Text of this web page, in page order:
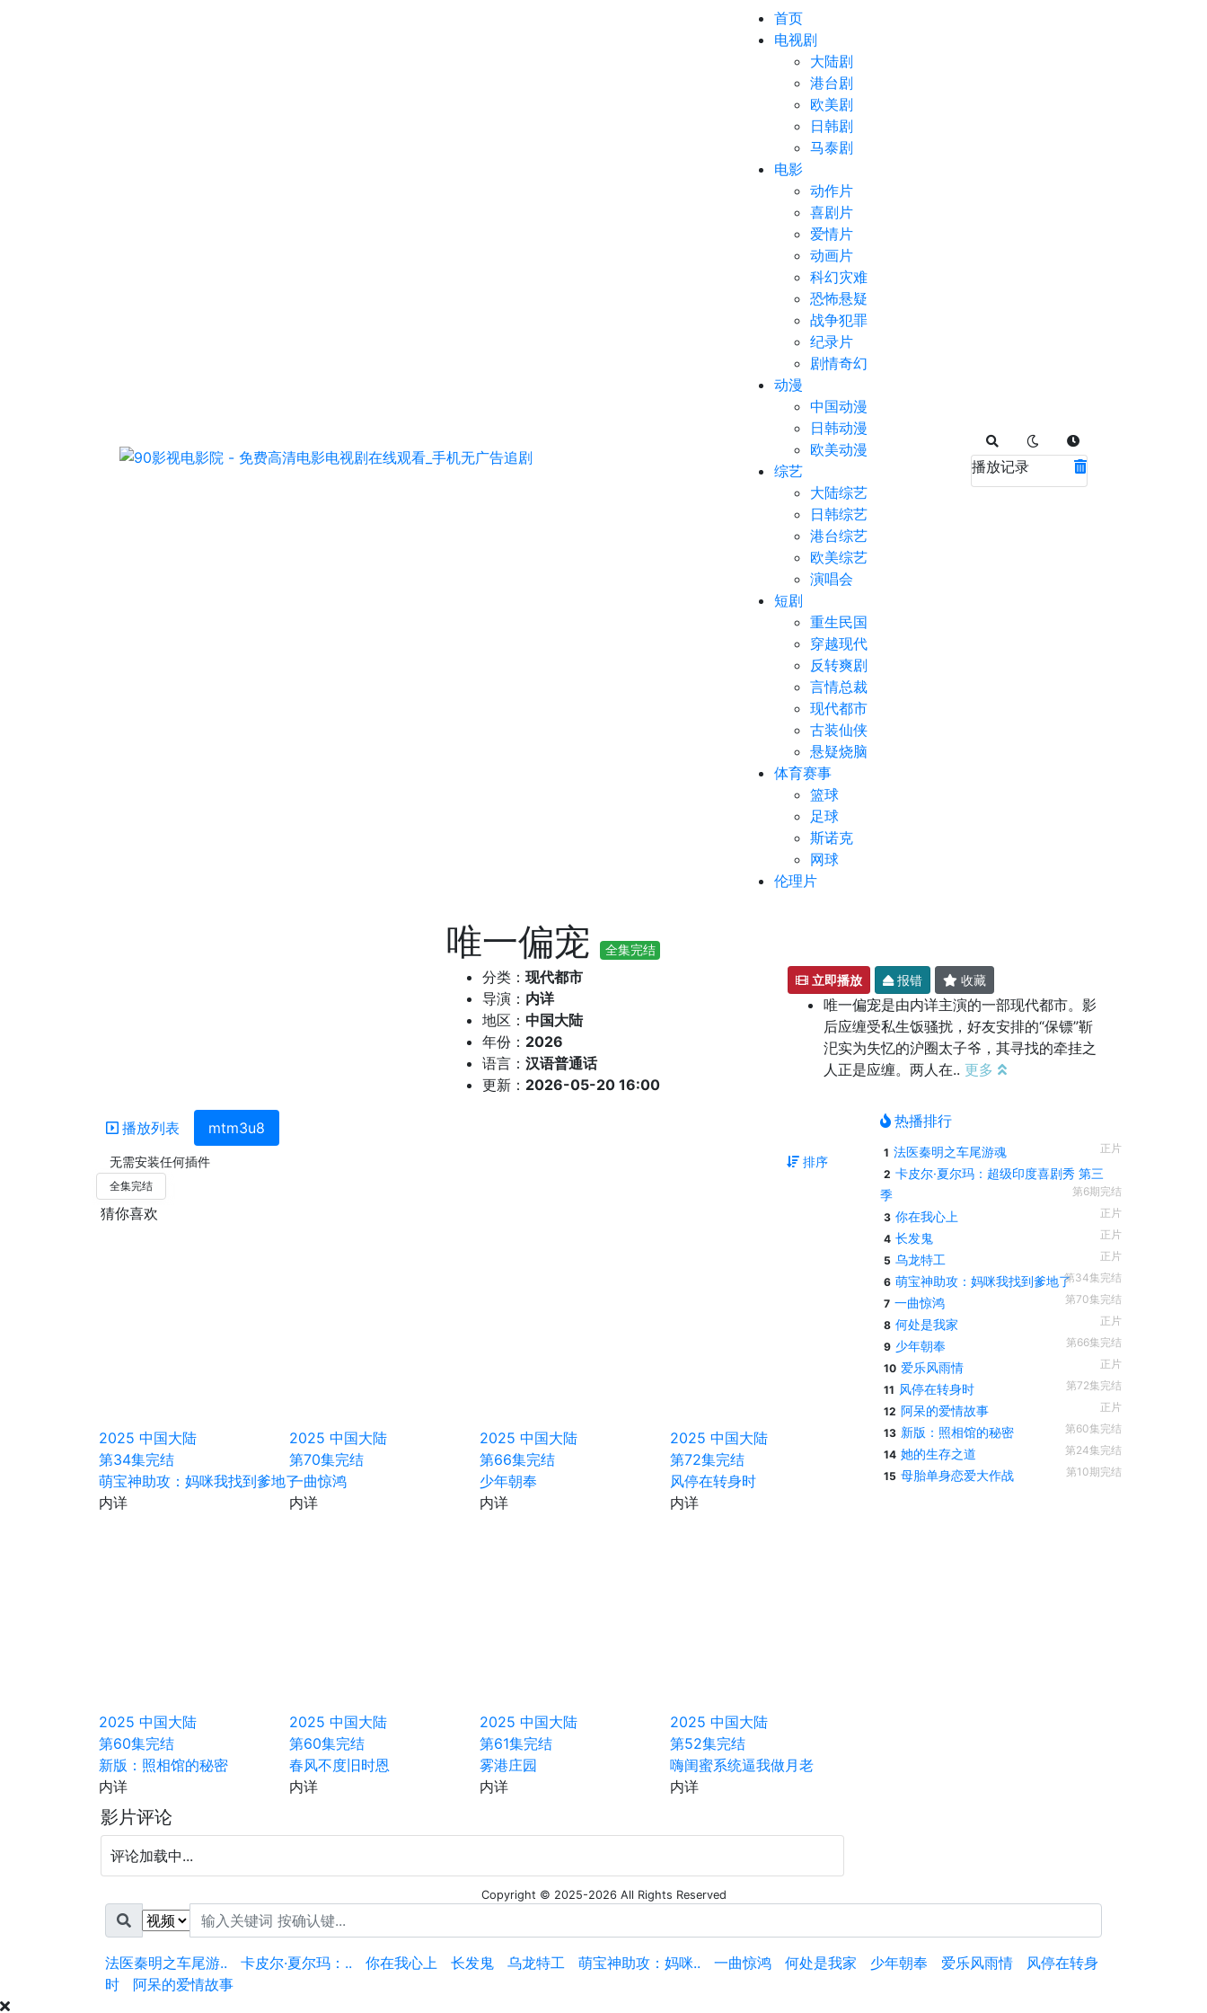
首页
电视剧
大陆剧
港台剧
欧美剧
日韩剧
马泰剧
电影
动作片
喜剧片
爱情片
动画片
科幻灾难
恐怖悬疑
战争犯罪
纪录片
剧情奇幻
动漫
中国动漫
日韩动漫
欧美动漫
综艺
大陆综艺
日韩综艺
港台综艺
欧美综艺
演唱会
短剧
重生民国
穿越现代
反转爽剧
言情总裁
现代都市
古装仙侠
悬疑烧脑
体育赛事
篮球
足球
斯诺克
网球
伦理片
播放记录
唯一偏宠 全集完结
分类： 现代都市
导演： 内详
地区： 中国大陆
年份： 2026
语言： 汉语普通话
更新： 2026-05-20 16:00
立即播放 报错 收藏
唯一偏宠是由内详主演的一部现代都市。影
后应缠受私生饭骚扰，好友安排的“保镖”靳
汜实为失忆的沪圈太子爷，其寻找的牵挂之
人正是应缠。两人在.. 更多
播放列表 mtm3u8
无需安装任何插件 排序
全集完结
猜你喜欢
2025 中国大陆
第34集完结
萌宝神助攻：妈咪我找到爹地了
内详
2025 中国大陆
第70集完结
一曲惊鸿
内详
2025 中国大陆
第66集完结
少年朝奉
内详
2025 中国大陆
第72集完结
风停在转身时
内详
2025 中国大陆
第60集完结
新版：照相馆的秘密
内详
2025 中国大陆
第60集完结
春风不度旧时恩
内详
2025 中国大陆
第61集完结
雾港庄园
内详
2025 中国大陆
第52集完结
嗨闺蜜系统逼我做月老
内详
影片评论
评论加载中...
热播排行
1 法医秦明之车尾游魂
正片
2 卡皮尔·夏尔玛：超级印度喜剧秀 第三
季
第6期完结
3 你在我心上
正片
4 长发鬼
正片
5 乌龙特工
正片
6 萌宝神助攻：妈咪我找到爹地了第34集完结
7 一曲惊鸿
第70集完结
8 何处是我家
正片
9 少年朝奉
第66集完结
10 爱乐风雨情
正片
11 风停在转身时
第72集完结
12 阿呆的爱情故事
正片
13 新版：照相馆的秘密
第60集完结
14 她的生存之道
第24集完结
15 母胎单身恋爱大作战 第10期完结
Copyright © 2025-2026 All Rights Reserved
法医秦明之车尾游.. 卡皮尔·夏尔玛：.. 你在我心上 长发鬼 乌龙特工 萌宝神助攻：妈咪.. 一曲惊鸿 何处是我家 少年朝奉 爱乐风雨情
风停在转身
时
阿呆的爱情故事